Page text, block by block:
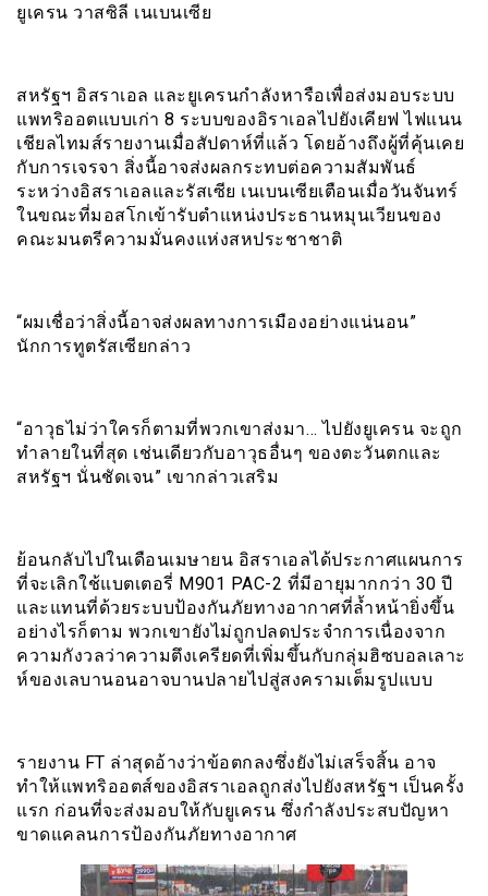
ยูเครน วาสซิลี เนเบนเซีย
สหรัฐฯ อิสราเอล และยูเครนกำลังหารือเพื่อส่งมอบระบบ
แพทริออตแบบเก่า 8 ระบบของอิราเอลไปยังเคียฟ ไฟแนน
เชียลไทมส์รายงานเมื่อสัปดาห์ที่แล้ว โดยอ้างถึงผู้ที่คุ้นเคย
กับการเจรจา สิ่งนี้อาจส่งผลกระทบต่อความสัมพันธ์
ระหว่างอิสราเอลและรัสเซีย เนเบนเซียเตือนเมื่อวันจันทร์
ในขณะที่มอสโกเข้ารับตำแหน่งประธานหมุนเวียนของ
คณะมนตรีความมั่นคงแห่งสหประชาชาติ
“ผมเชื่อว่าสิ่งนี้อาจส่งผลทางการเมืองอย่างแน่นอน”
นักการทูตรัสเซียกล่าว
“อาวุธไม่ว่าใครก็ตามที่พวกเขาส่งมา… ไปยังยูเครน จะถูก
ทำลายในที่สุด เช่นเดียวกับอาวุธอื่นๆ ของตะวันตกและ
สหรัฐฯ นั่นชัดเจน” เขากล่าวเสริม
ย้อนกลับไปในเดือนเมษายน อิสราเอลได้ประกาศแผนการ
ที่จะเลิกใช้แบตเตอรี่ M901 PAC-2 ที่มีอายุมากกว่า 30 ปี
และแทนที่ด้วยระบบป้องกันภัยทางอากาศที่ล้ำหน้ายิ่งขึ้น
อย่างไรก็ตาม พวกเขายังไม่ถูกปลดประจำการเนื่องจาก
ความกังวลว่าความตึงเครียดที่เพิ่มขึ้นกับกลุ่มฮิซบอลเลาะ
ห์ของเลบานอนอาจบานปลายไปสู่สงครามเต็มรูปแบบ
รายงาน FT ล่าสุดอ้างว่าข้อตกลงซึ่งยังไม่เสร็จสิ้น อาจ
ทำให้แพทริออตส์ของอิสราเอลถูกส่งไปยังสหรัฐฯ เป็นครั้ง
แรก ก่อนที่จะส่งมอบให้กับยูเครน ซึ่งกำลังประสบปัญหา
ขาดแคลนการป้องกันภัยทางอากาศ